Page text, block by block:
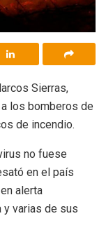
Sierras,
los bomberos de
de incendio.
no fuese
en el país
alerta
y varias de sus